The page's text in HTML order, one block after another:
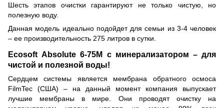
Шесть этапов очистки гарантируют не только чистую, но
полезную воду.
Данная модель идеально подойдет для семьи из 3-4 человек
– ее производительность 275 литров в сутки.
Ecosoft Absolute 6-75M с минерализатором – для
чистой и полезной воды!
Сердцем системы является мембрана обратного осмоса
FilmTec (США) – на данный момент компания выпускает
лучшие мембраны в мире. Они проводят очистку на